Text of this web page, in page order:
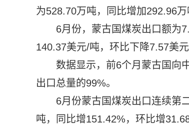
为528.70万吨，同比增加292.96
6月份，蒙古国煤炭出口额为
140.37美元/吨，环比下降7.57美元
数据显示，前6个月蒙古国向
出口总量的99%。
6月份蒙古国煤炭出口连续第
吨，同比增151.42%，环比增